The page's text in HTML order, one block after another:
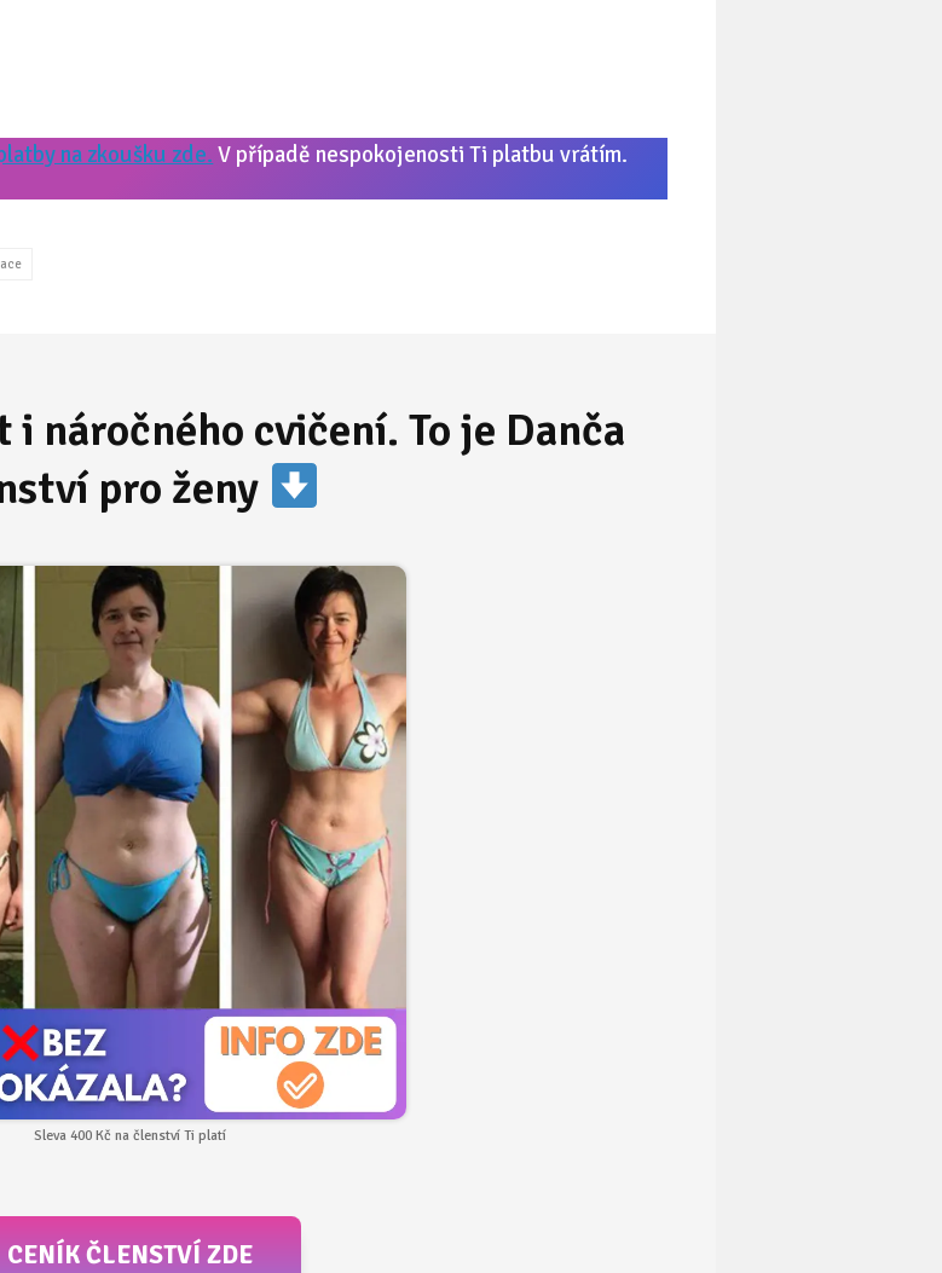
na zkoušku zde. V případě nespokojenosti Ti platbu vrátím.
i náročného cvičení. To je Danča
pro ženy
Sleva 400 Kč na členství Ti platí
CENÍK ČLENSTVÍ ZDE